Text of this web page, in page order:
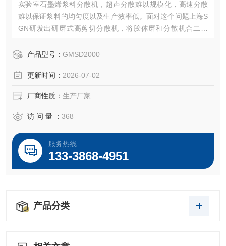
实验室石墨烯浆料分散机，超声分散难以规模化，高速分散
难以保证浆料的均匀度以及生产效率低。面对这个问题上海S
GN研发出研磨式高剪切分散机，将胶体磨和分散机合二为
石墨烯浆料的细化和分散均匀。
产品型号： GMSD2000
更新时间： 2026-07-02
厂商性质： 生产厂家
访 问 量 ： 368
服务热线
133-3868-4951
产品分类